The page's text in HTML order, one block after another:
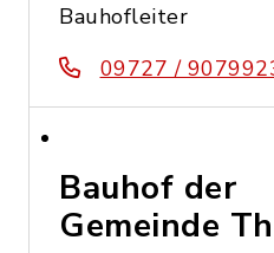
Bauhofleiter
09727 /
Bauhof der
Gemeinde